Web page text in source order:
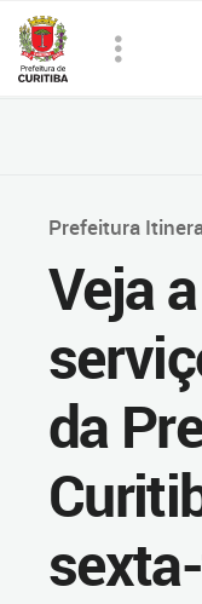
Prefeitura
Veja
da